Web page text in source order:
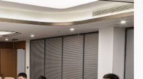
详细解了员工科研和生活情况，
用寒假时间总结过去、充实现
业技...